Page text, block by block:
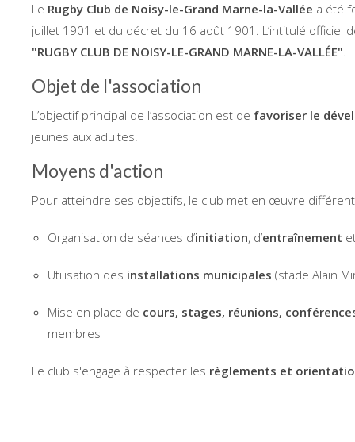
Le Rugby Club de Noisy-le-Grand Marne-la-Vallée a été
juillet 1901 et du décret du 16 août 1901. L’intitulé officiel
"RUGBY CLUB DE NOISY-LE-GRAND MARNE-LA-VALLÉE".
Objet de l'association
L’objectif principal de l’association est de favoriser le
jeunes aux adultes.
Moyens d'action
Pour atteindre ses objectifs, le club met en œuvre
Organisation de séances d’initiation, d’entraînement
Utilisation des installations municipales (stade Alain
Mise en place de cours, stages, réunions,
membres
Le club s'engage à respecter les règlements et